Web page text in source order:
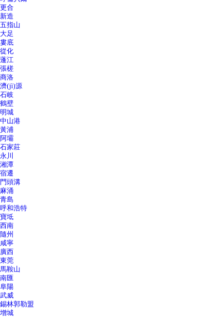
更合
新造
五指山
大足
婁底
從化
蓬江
張槎
商洛
濟(jì)源
石岐
鶴壁
明城
中山港
黃浦
阿壩
石家莊
永川
湘潭
宿遷
門頭溝
麻涌
青島
呼和浩特
寶坻
西南
隨州
咸寧
廣西
東莞
馬鞍山
南匯
阜陽
武威
錫林郭勒盟
增城